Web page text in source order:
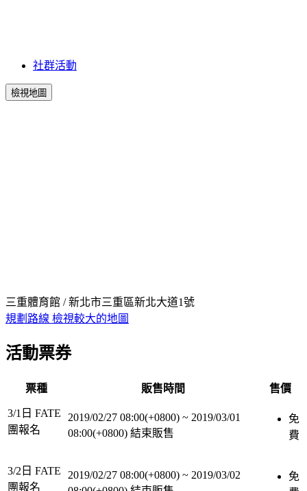
社群活動
檢視地圖
三重體育館 / 新北市三重區新北大道1號
規劃路線 檢視較大的地圖
活動票券
票種 販售時間 售價
3/1日 FATE
團報名
2019/02/27 08:00(+0800) ~ 2019/03/01
08:00(+0800) 結束販售
免
費
3/2日 FATE
團報名
2019/02/27 08:00(+0800) ~ 2019/03/02
免